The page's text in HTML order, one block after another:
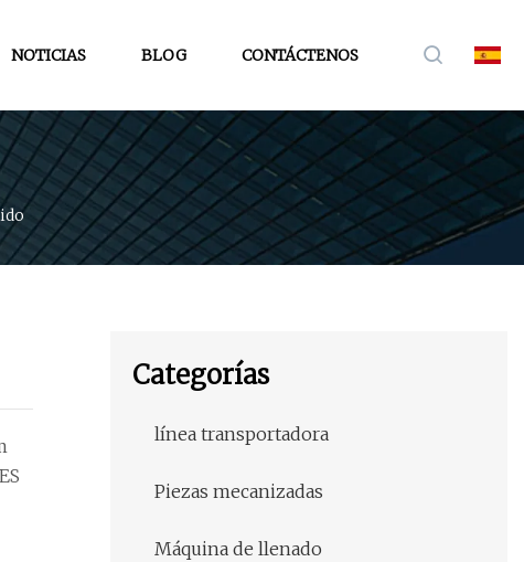
NOTICIAS BLOG CONTÁCTENOS
Categorías
línea transportadora
Piezas mecanizadas
Máquina de llenado